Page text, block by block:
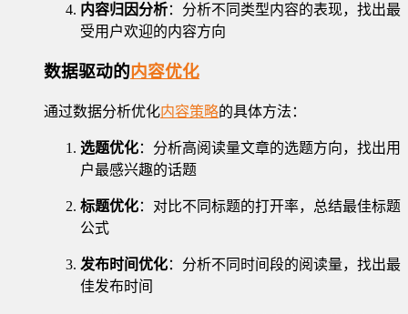
内容归因分析：分析不同类型内容的表现，找出最
受用户欢迎的内容方向
数据驱动的内容优化
通过数据分析优化内容策略的具体方法：
选题优化：分析高阅读量文章的选题方向，找出用
户最感兴趣的话题
标题优化：对比不同标题的打开率，总结最佳标题
公式
发布时间优化：分析不同时间段的阅读量，找出最
佳发布时间